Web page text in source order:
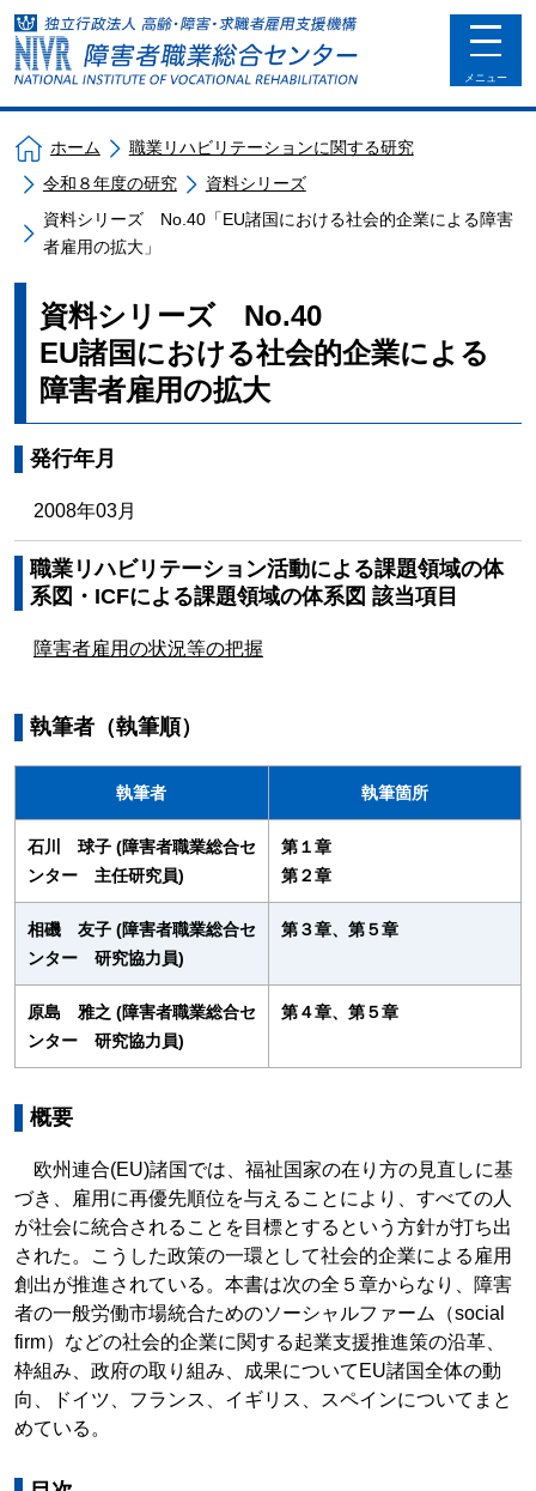
toggle
メニュー
ホーム
職業リハビリテーションに関する研究
令和８年度の研究
資料シリーズ
資料シリーズ No.40「EU諸国における社会的企業による障害
者雇用の拡大」
資料シリーズ No.40
EU諸国における社会的企業による
障害者雇用の拡大
発行年月
2008年03月
職業リハビリテーション活動による課題領域の体
系図・ICFによる課題領域の体系図 該当項目
障害者雇用の状況等の把握
執筆者（執筆順）
執筆者 執筆箇所
石川 球子 (障害者職業総合セ
ンター 主任研究員)
第１章
第２章
相磯 友子 (障害者職業総合セ
ンター 研究協力員)
第３章、第５章
原島 雅之 (障害者職業総合セ
ンター 研究協力員)
第４章、第５章
概要
欧州連合(EU)諸国では、福祉国家の在り方の見直しに基
づき、雇用に再優先順位を与えることにより、すべての人
が社会に統合されることを目標とするという方針が打ち出
された。こうした政策の一環として社会的企業による雇用
創出が推進されている。本書は次の全５章からなり、障害
者の一般労働市場統合ためのソーシャルファーム（social
firm）などの社会的企業に関する起業支援推進策の沿革、
枠組み、政府の取り組み、成果についてEU諸国全体の動
向、ドイツ、フランス、イギリス、スペインについてまと
めている。